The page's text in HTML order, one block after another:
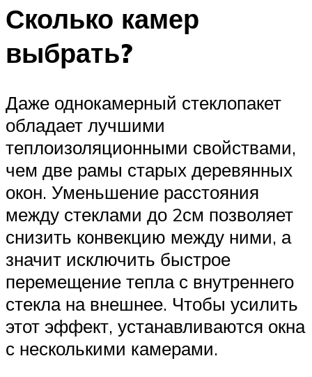
Сколько камер
выбрать?
Даже однокамерный стеклопакет
обладает лучшими
теплоизоляционными свойствами,
чем две рамы старых деревянных
окон. Уменьшение расстояния
между стеклами до 2см позволяет
снизить конвекцию между ними, а
значит исключить быстрое
перемещение тепла с внутреннего
стекла на внешнее. Чтобы усилить
этот эффект, устанавливаются окна
с несколькими камерами.